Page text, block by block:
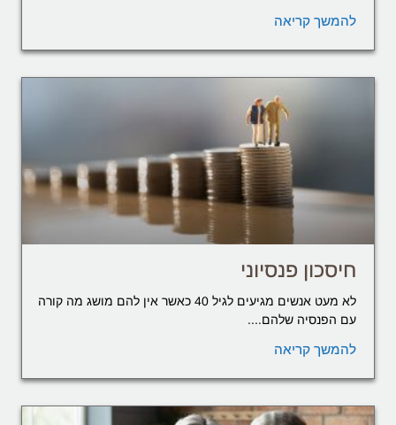
להמשך קריאה
חיסכון פנסיוני
לא מעט אנשים מגיעים לגיל 40 כאשר אין להם מושג מה קורה
עם הפנסיה שלהם....
להמשך קריאה